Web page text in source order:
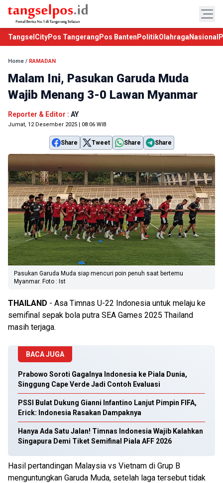
TangselCityPos Tangerang Pos Banten PolitikOlahraga Nasional
Home / RAMADAN
Malam Ini, Pasukan Garuda Muda
Wajib Menang 3-0 Lawan Myanmar
Reporter & Editor : AY
Jumat, 12 Desember 2025 | 08:06 WIB
Share Tweet Share Share
Pasukan Garuda Muda siap mencuri poin penuh saat bertemu
Myanmar. Foto : Ist
THAILAND - Asa Timnas U-22 Indonesia untuk melaju ke
semifinal sepak bola putra SEA Games 2025 Thailand
masih terjaga.
BACA JUGA
Prabowo Soroti Gagalnya Indonesia ke Piala Dunia,
Singgung Cape Verde Jadi Contoh Evaluasi
PSSI Bulat Dukung Gianni Infantino Lanjut Pimpin FIFA,
Erick: Indonesia Rasakan Dampaknya
Hanya Ada Satu Jalan! Timnas Indonesia Wajib Kalahkan
Singapura Demi Tiket Semifinal Piala AFF 2026
Hasil pertandingan Malaysia vs Vietnam di Grup B
menguntungkan Garuda Muda, setelah laga tersebut tidak